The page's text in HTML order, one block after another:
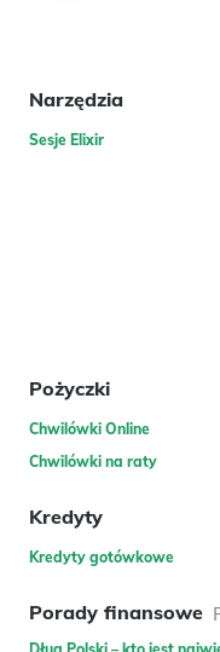
Narzędzia
Sesje Elixir
Pożyczki
Chwilówki Online
Chwilówki na raty
Kredyty
Kredyty gotówkowe
Porady finansowe